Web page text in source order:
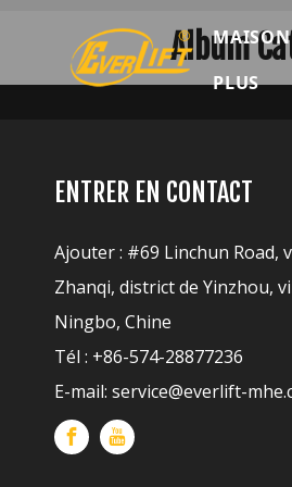
MAISON
PLUS
Album
ENTRER EN CONTACT
Ajouter : #69 Linchun Road,
Zhanqi, district de Yinzhou,
Ningbo, Chine
Tél : +86-574-28877236
E-mail: service@everlift-